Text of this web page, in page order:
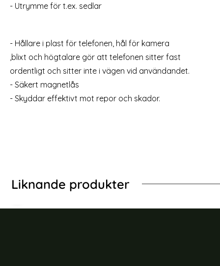
Xs härdat glas
Art. nr 6154
rea pris
69 krtidigare pris
249 kr Välj ... rea pris
69 kr
- Utrymme för t.ex. sedlar
- Hållare i plast för telefonen, hål för kamera
,blixt och högtalare gör att telefonen sitter fast
ordentligt och sitter inte i vägen vid användandet.
- Säkert magnetlås
- Skyddar effektivt mot repor och skador.
Liknande produkter
iPhone 12 Pro Max